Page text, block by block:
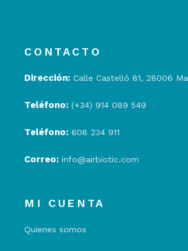
CONTACTO
Dirección: Calle Castelló 81, 28006
Teléfono: (+34) 914 089 549
Teléfono: 608 234 911
Correo: info@airbiotic.com
MI CUENTA
Quienes somos